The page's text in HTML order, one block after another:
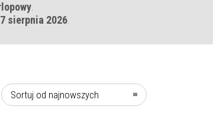
.
sierpnia 2026
Sortuj od najnowszych